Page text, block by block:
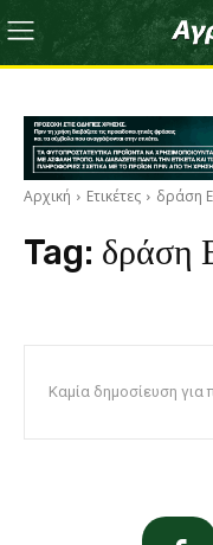
Αρχική Ετικέτες δράση
Tag: δράση
Καμία δημοσίευση για